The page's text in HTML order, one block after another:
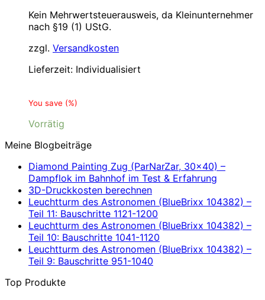
Kein Mehrwertsteuerausweis, da Kleinunternehmer
nach §19 (1) UStG.
zzgl. Versandkosten
Lieferzeit: Individualisiert
You save (%)
Vorrätig
Meine Blogbeiträge
Diamond Painting Zug (ParNarZar, 30×40) –
Dampflok im Bahnhof im Test & Erfahrung
3D-Druckkosten berechnen
Leuchtturm des Astronomen (BlueBrixx 104382) –
Teil 11: Bauschritte 1121-1200
Leuchtturm des Astronomen (BlueBrixx 104382) –
Teil 10: Bauschritte 1041-1120
Leuchtturm des Astronomen (BlueBrixx 104382) –
Teil 9: Bauschritte 951-1040
Top Produkte